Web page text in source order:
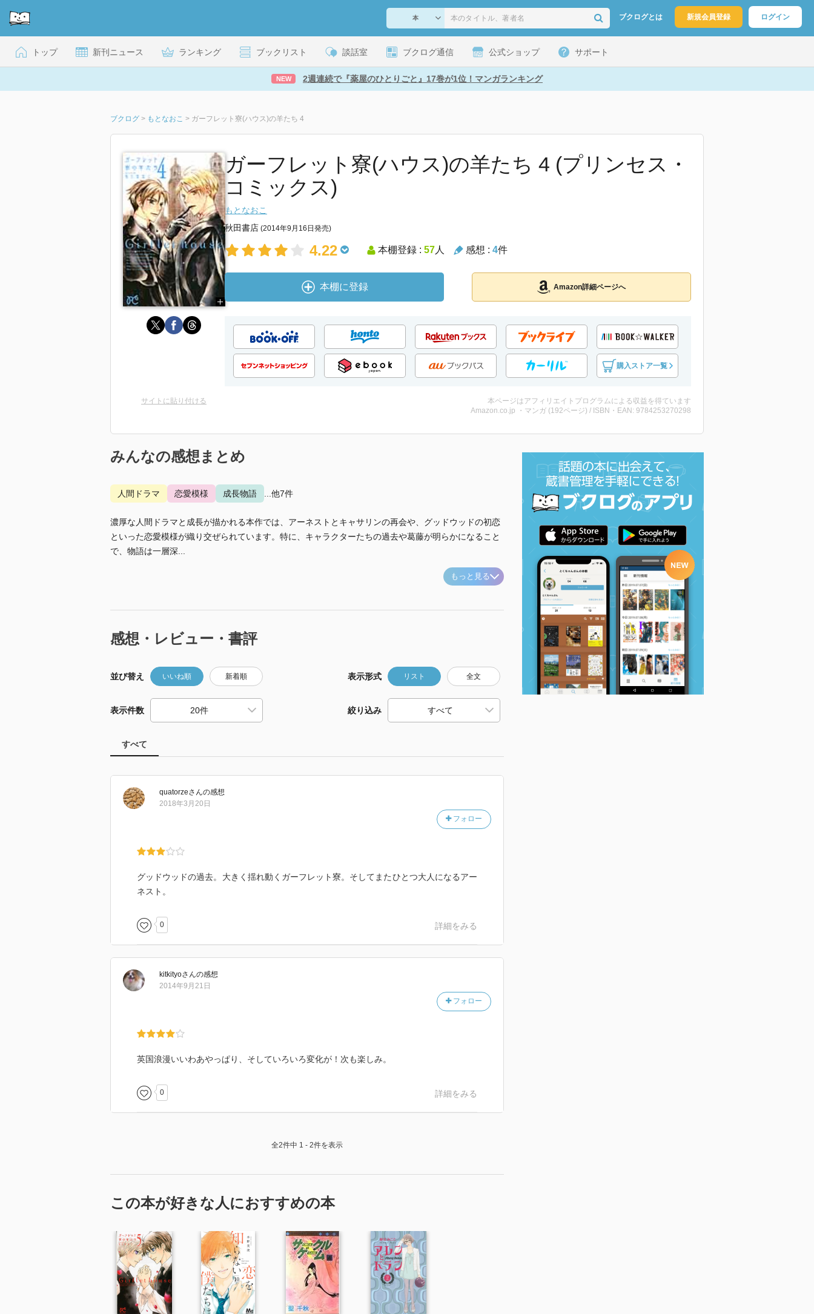
ブクログとは 新規会員登録 ログイン
トップ 新刊ニュース ランキング ブックリスト 談話室 ブクログ通信 公式ショップ サポート
NEW 2週連続で『薬屋のひとりごと』17巻が1位！マンガランキング
ブクログ > もとなおこ > ガーフレット寮(ハウス)の羊たち 4
ガーフレット寮(ハウス)の羊たち 4 (プリンセス・
コミックス)
もとなおこ
秋田書店 (2014年9月16日発売)
4.22 本棚登録 : 57人 感想 : 4件
本棚に登録 Amazon詳細ページへ
購入ストア一覧
サイトに貼り付ける
本ページはアフィリエイトプログラムによる収益を得ています
Amazon.co.jp ・マンガ (192ページ) / ISBN・EAN: 9784253270298
みんなの感想まとめ
人間ドラマ 恋愛模様 成長物語 ...他7件
濃厚な人間ドラマと成長が描かれる本作では、アーネストとキャサリンの再会や、グッドウッドの初恋
といった恋愛模様が織り交ぜられています。特に、キャラクターたちの過去や葛藤が明らかになること
で、物語は一層深...
もっと見る
感想・レビュー・書評
並び替え いいね順 新着順 表示形式 リスト 全文
表示件数 絞り込み
すべて
quatorzeさんの感想
フォロー
2018年3月20日
グッドウッドの過去。大きく揺れ動くガーフレット寮。そしてまたひとつ大人になるアー
ネスト。
0 詳細をみる
kitkityoさんの感想
フォロー
2014年9月21日
英国浪漫いいわあやっぱり、そしていろいろ変化が！次も楽しみ。
0 詳細をみる
全2件中 1 - 2件を表示
この本が好きな人におすすめの本